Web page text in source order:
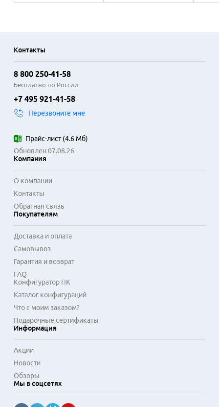
Контакты
8 800 250-41-58
Бесплатно по России
+7 495 921-41-58
Перезвоните мне
Прайс-лист(4.6 Мб)
Обновлен 07.08.26
Компания
О компании
Контакты
Обратная связь
Покупателям
Доставка и оплата
Самовывоз
Гарантия и возврат
FAQ
Конфигуратор ПК
Каталог конфигураций
Что с моим заказом?
Подарочные сертификаты
Информация
Акции
Новости
Обзоры
Мы в соцсетях